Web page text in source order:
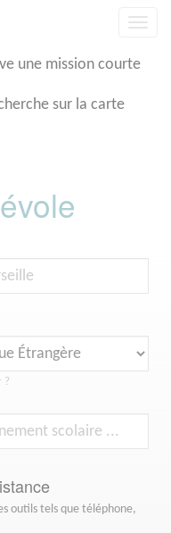
une mission courte
sur la carte
?
outils tels que téléphone,